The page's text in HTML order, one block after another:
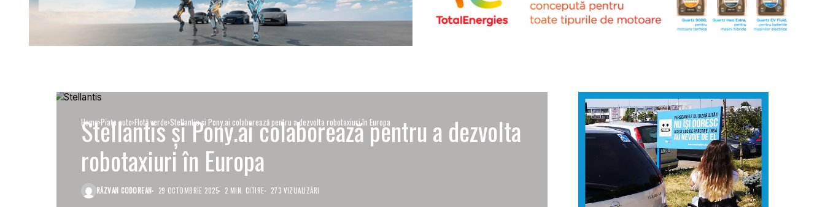
Home Piaţa auto Flotă verde Stellantis și Pony.ai colaborează pentru a dezvolta robotaxiuri în Europa
Stellantis și Pony.ai colaborează pentru a dezvolta
robotaxiuri în Europa
RĂZVAN CODOREAN 29 OCTOMBRIE 2025 2 MIN. CITIRE 273 VIZUALIZĂRI